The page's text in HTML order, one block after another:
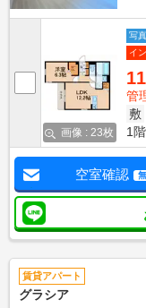
画像 : 23枚
写
イ
管
敷
1階
空室確認
賃貸アパート
グラシア